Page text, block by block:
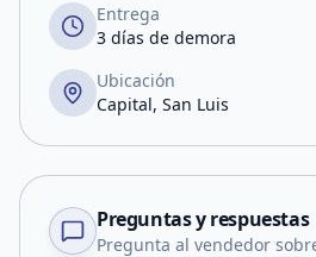
Entrega
3 días de demora
Ubicación
Capital, San Luis
Preguntas y respuestas
Pregunta al vendedor